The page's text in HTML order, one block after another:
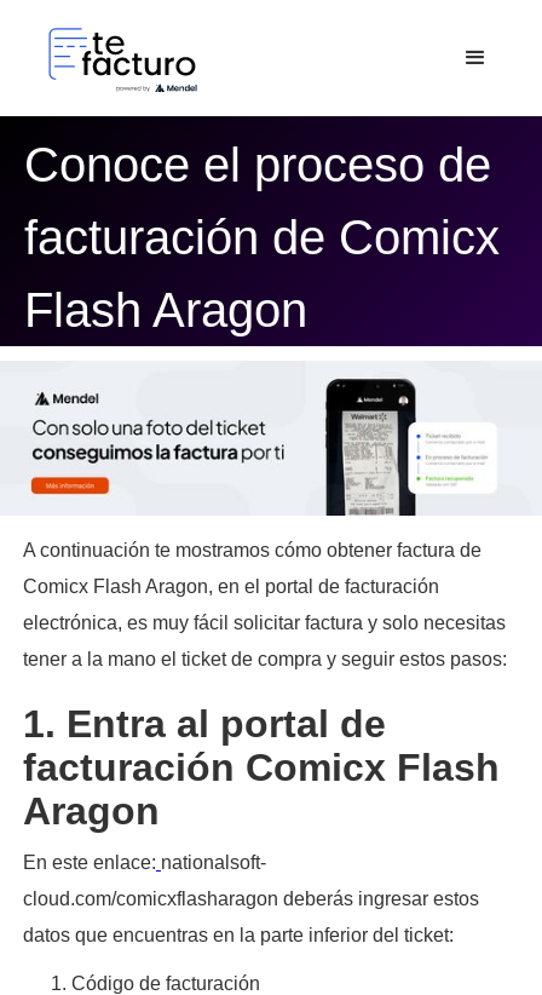
Conoce el proceso de
facturación de Comicx
Flash Aragon
A continuación te mostramos cómo obtener factura de
Comicx Flash Aragon, en el portal de facturación
electrónica, es muy fácil solicitar factura y solo necesitas
tener a la mano el ticket de compra y seguir estos pasos:​
1. Entra al portal de
facturación Comicx Flash
Aragon
En este enlace: nationalsoft-
cloud.com/comicxflasharagon deberás ingresar estos
datos que encuentras en la parte inferior del ticket:
Código de facturación